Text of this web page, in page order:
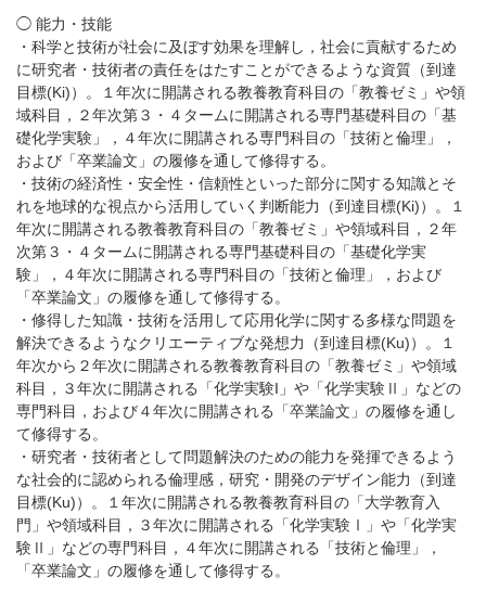
◯ 能力・技能
・科学と技術が社会に及ぼす効果を理解し，社会に貢献するため
に研究者・技術者の責任をはたすことができるような資質（到達
目標(Ki)）。１年次に開講される教養教育科目の「教養ゼミ」や領
域科目，２年次第３・４タームに開講される専門基礎科目の「基
礎化学実験」，４年次に開講される専門科目の「技術と倫理」，
および「卒業論文」の履修を通して修得する。
・技術の経済性・安全性・信頼性といった部分に関する知識とそ
れを地球的な視点から活用していく判断能力（到達目標(Ki)）。１
年次に開講される教養教育科目の「教養ゼミ」や領域科目，２年
次第３・４タームに開講される専門基礎科目の「基礎化学実
験」，４年次に開講される専門科目の「技術と倫理」，および
「卒業論文」の履修を通して修得する。
・修得した知識・技術を活用して応用化学に関する多様な問題を
解決できるようなクリエーティブな発想力（到達目標(Ku)）。１
年次から２年次に開講される教養教育科目の「教養ゼミ」や領域
科目，３年次に開講される「化学実験I」や「化学実験Ⅱ」などの
専門科目，および４年次に開講される「卒業論文」の履修を通し
て修得する。
・研究者・技術者として問題解決のための能力を発揮できるよう
な社会的に認められる倫理感，研究・開発のデザイン能力（到達
目標(Ku)）。１年次に開講される教養教育科目の「大学教育入
門」や領域科目，３年次に開講される「化学実験Ⅰ」や「化学実
験Ⅱ」などの専門科目，４年次に開講される「技術と倫理」，
「卒業論文」の履修を通して修得する。